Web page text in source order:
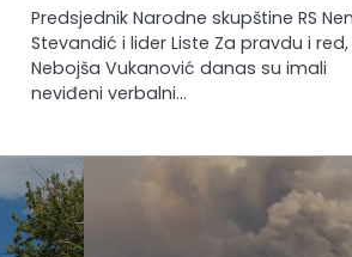
Predsjednik Narodne skupštine RS
Stevandić i lider Liste Za pravdu i red,
Nebojša Vukanović danas su imali
neviđeni verbalni…